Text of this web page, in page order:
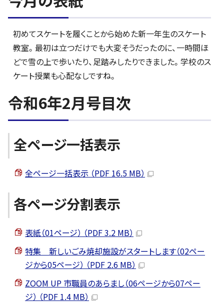
初めてスケートを履くことから始めた新一年生のスケート
教室。最初は立つだけでも大変そうだったのに、一時間ほ
どで雪の上で歩いたり、足踏みしたりできました。学校のス
ケート授業も心配なしですね。
令和6年2月号目次
全ページ一括表示
全ページ一括表示 （PDF 16.5 MB）
各ページ分割表示
表紙（01ページ） （PDF 3.2 MB）
特集 新しいごみ焼却施設がスタートします（02ペー
ジから05ページ） （PDF 2.6 MB）
ZOOM UP 市職員のあらまし（06ページから07ペー
ジ） （PDF 1.4 MB）